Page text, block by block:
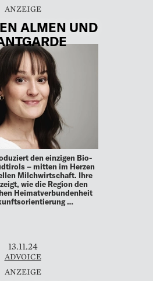
ALMEN UND
den einzigen Bio-
– mitten im Herzen
Milchwirtschaft. Ihre
wie die Region den
Heimatverbundenheit
…
13.11.24
ADVOICE